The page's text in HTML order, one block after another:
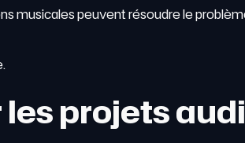
musicales peuvent résoudre le
projets